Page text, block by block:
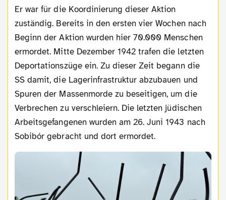
Er war für die Koordinierung dieser Aktion
zuständig. Bereits in den ersten vier Wochen nach
Beginn der Aktion wurden hier 70.000 Menschen
ermordet. Mitte Dezember 1942 trafen die letzten
Deportationszüge ein. Zu dieser Zeit begann die
SS damit, die Lagerinfrastruktur abzubauen und
Spuren der Massenmorde zu beseitigen, um die
Verbrechen zu verschleiern. Die letzten jüdischen
Arbeitsgefangenen wurden am 26. Juni 1943 nach
Sobibór gebracht und dort ermordet.